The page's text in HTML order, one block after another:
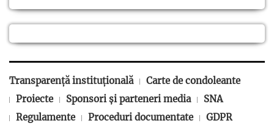
Transparență instituțională
Carte de condoleante
Proiecte
Sponsori și parteneri media
SNA
Regulamente
Proceduri documentate GDPR